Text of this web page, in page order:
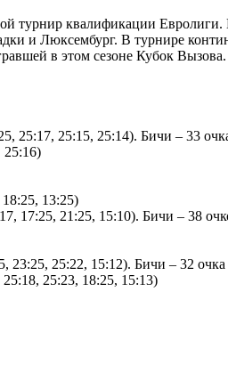
турнир квалификации
и Люксембург. В турнире
в этом сезоне Кубок
25:17, 25:15, 25:14). Бичи – 33
25:16)
13:25)
17:25, 21:25, 15:10). Бичи – 38
23:25, 25:22, 15:12). Бичи – 32 очка
25:23, 18:25, 15:13)